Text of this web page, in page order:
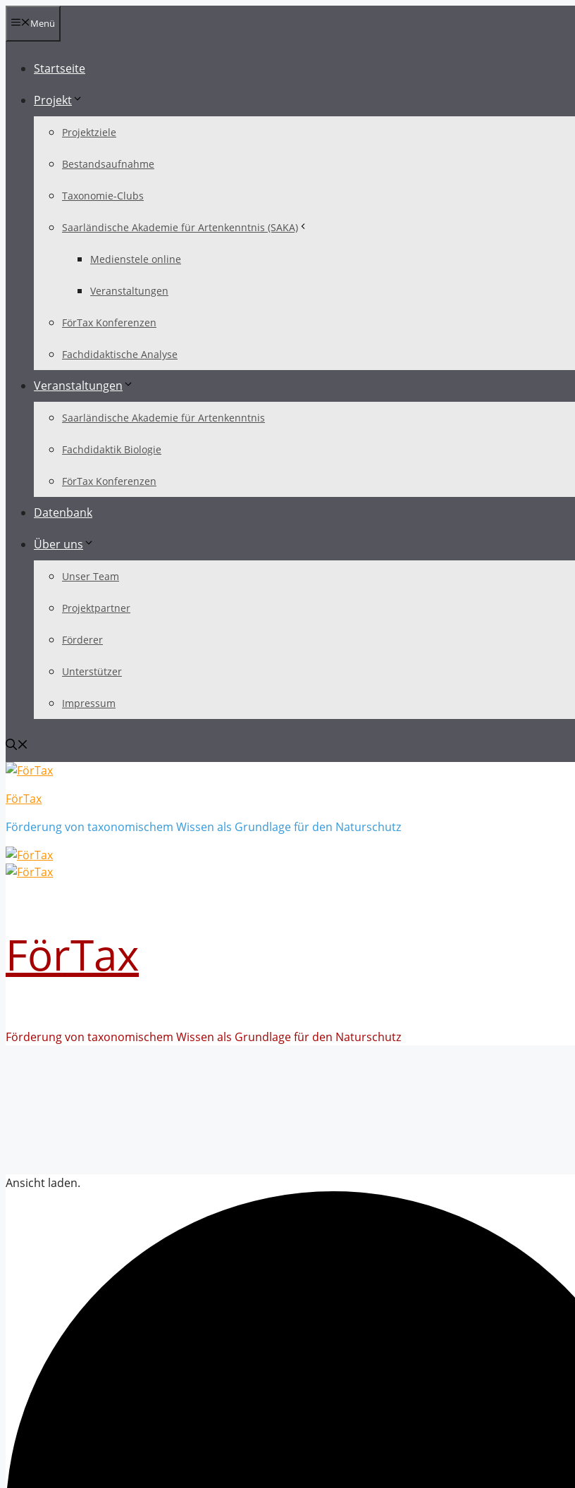
InhaltMenü
Startseite
Projekt
Projektziele
Bestandsaufnahme
Taxonomie-Clubs
Saarländische Akademie für Artenkenntnis (SAKA)
Medienstele online
Veranstaltungen
FörTax Konferenzen
Fachdidaktische Analyse
Veranstaltungen
Saarländische Akademie für Artenkenntnis
Fachdidaktik Biologie
FörTax Konferenzen
Datenbank
Über uns
Unser Team
Projektpartner
Förderer
Unterstützer
Impressum
FörTax
Förderung von taxonomischem Wissen als Grundlage für den Naturschutz
FörTax
Förderung von taxonomischem Wissen als Grundlage für den Naturschutz
Ansicht laden.